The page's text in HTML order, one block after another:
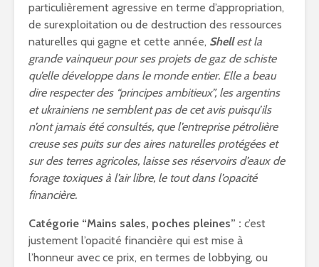
particulièrement agressive en terme d’appropriation,
de surexploitation ou de destruction des ressources
naturelles qui gagne et cette année, Shellest la
grande vainqueur pour ses projets de gaz de schiste
qu’elle développe dans le monde entier. Elle a beau
dire respecter des “principes ambitieux”, les argentins
et ukrainiens ne semblent pas de cet avis puisqu’ils
n’ont jamais été consultés, que l’entreprise pétrolière
creuse ses puits sur des aires naturelles protégées et
sur des terres agricoles, laisse ses réservoirs d’eaux de
forage toxiques à l’air libre, le tout dans l’opacité
financière.
Catégorie “Mains sales, poches pleines” : c’est
justement l’opacité financière qui est mise à
l’honneur avec ce prix, en termes de lobbying, ou